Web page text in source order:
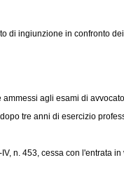
di ingiunzione in confronto
agli esami di
tre anni di esercizio
n. 453, cessa con l'entrata